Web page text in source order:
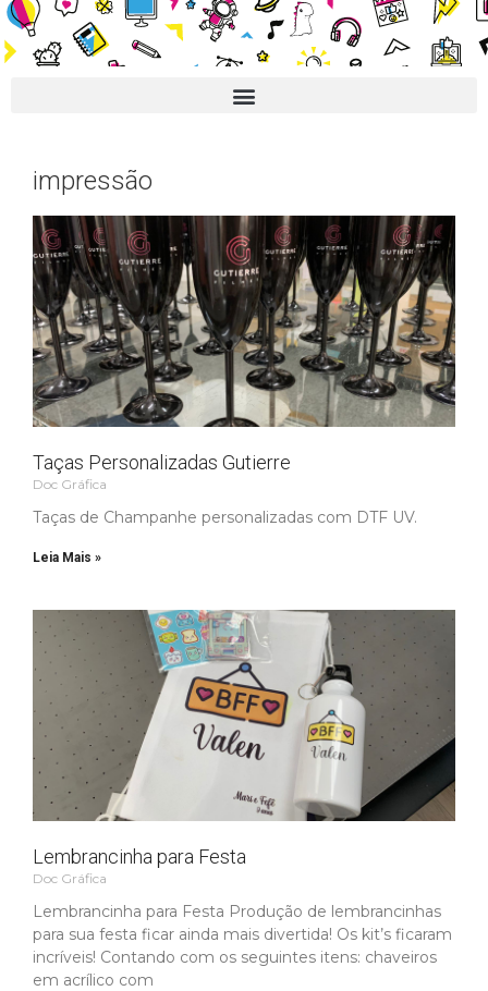
impressão
Taças Personalizadas Gutierre
Doc Gráfica
Taças de Champanhe personalizadas com DTF UV.
Leia Mais »
Lembrancinha para Festa
Doc Gráfica
Lembrancinha para Festa Produção de lembrancinhas
para sua festa ficar ainda mais divertida! Os kit’s ficaram
incríveis! Contando com os seguintes itens: chaveiros
em acrílico com